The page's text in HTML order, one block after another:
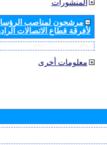
المنشورات
مرشحون لمناصب
لأفرقة قطاع الاتصالات
معلومات أخرى